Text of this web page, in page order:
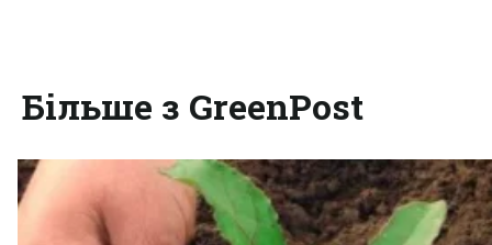
Більше з GreenPost